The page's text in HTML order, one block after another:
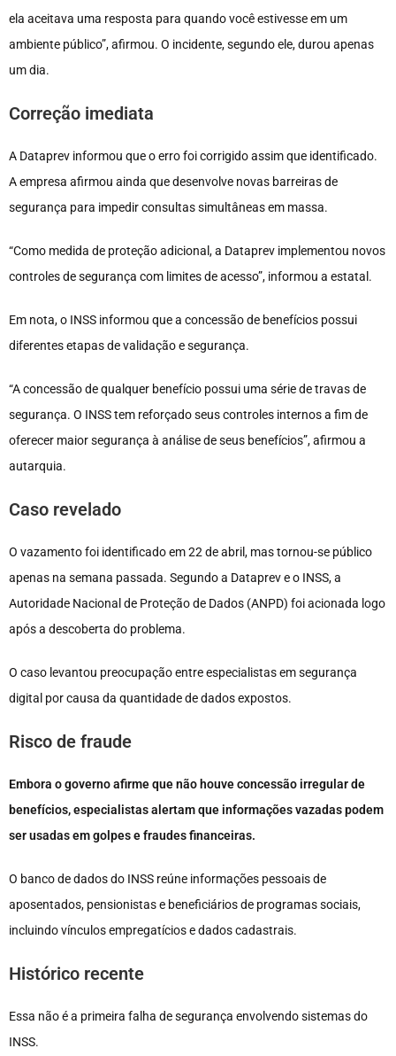
ela aceitava uma resposta para quando você estivesse em um
ambiente público”, afirmou. O incidente, segundo ele, durou apenas
um dia.
Correção imediata
A Dataprev informou que o erro foi corrigido assim que identificado.
A empresa afirmou ainda que desenvolve novas barreiras de
segurança para impedir consultas simultâneas em massa.
“Como medida de proteção adicional, a Dataprev implementou novos
controles de segurança com limites de acesso”, informou a estatal.
Em nota, o INSS informou que a concessão de benefícios possui
diferentes etapas de validação e segurança.
“A concessão de qualquer benefício possui uma série de travas de
segurança. O INSS tem reforçado seus controles internos a fim de
oferecer maior segurança à análise de seus benefícios”, afirmou a
autarquia.
Caso revelado
O vazamento foi identificado em 22 de abril, mas tornou-se público
apenas na semana passada. Segundo a Dataprev e o INSS, a
Autoridade Nacional de Proteção de Dados (ANPD) foi acionada logo
após a descoberta do problema.
O caso levantou preocupação entre especialistas em segurança
digital por causa da quantidade de dados expostos.
Risco de fraude
Embora o governo afirme que não houve concessão irregular de
benefícios, especialistas alertam que informações vazadas podem
ser usadas em golpes e fraudes financeiras.
O banco de dados do INSS reúne informações pessoais de
aposentados, pensionistas e beneficiários de programas sociais,
incluindo vínculos empregatícios e dados cadastrais.
Histórico recente
Essa não é a primeira falha de segurança envolvendo sistemas do
INSS.